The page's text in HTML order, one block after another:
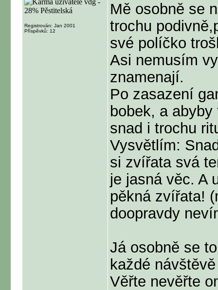
Registrován: Jan 2001
Příspěvků: 12
Mě osobně se
trochu
své políčko
Asi nemusím
znamenají.
Po zasazení
bobek, a
snad i trochu
Vysvětlím:
si zvířata svá
je jasná věc. A
pěkná zvířata!
doopravdy
Já osobně se
každé
Věřte nevěřte